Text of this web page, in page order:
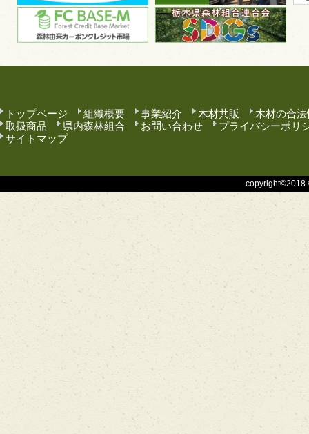
トップページ 組織概要 事業紹介 木材共販
木材の合
取扱商品
県内森林組合 お問い合わせ
プライバシーポリ
サイトマップ
copyright©2018